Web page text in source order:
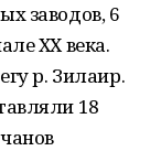
заводов, 6
ХХ века.
р. Зилаир.
18